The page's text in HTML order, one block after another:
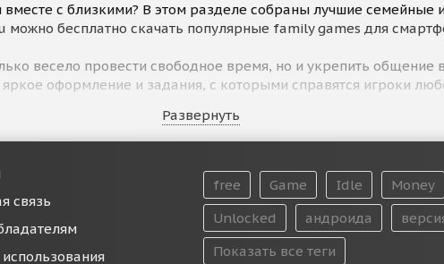
вместе с близкими? В этом разделе собраны лучшие
можно бесплатно скачать популярные family games для
весело провести свободное время, но и укрепить общение
оформление и задания, с которыми справятся игроки
одновременно детям и взрослым. В них обычно
и развитие полезных навыков, другие делают упор на
Развернуть
связь
free Game Idle Money
Unlocked
андроида
Показать все теги